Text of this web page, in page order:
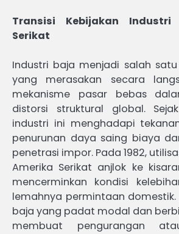
Transisi Kebijakan Industri
Serikat
Industri baja menjadi salah
yang merasakan secara
mekanisme pasar bebas
distorsi struktural global.
industri ini menghadapi
penurunan daya saing biaya
penetrasi impor. Pada 1982,
Amerika Serikat anjlok ke
mencerminkan kondisi
lemahnya permintaan domestik.
baja yang padat modal dan
membuat pengurangan